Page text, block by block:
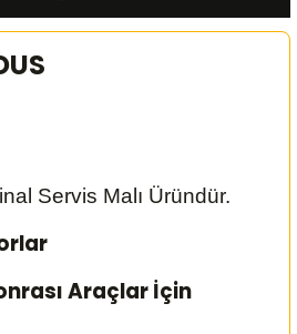
Servis Malı Üründür.
Araçlar İçin